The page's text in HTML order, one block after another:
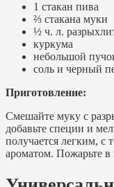
1 стакан пива
⅔ стакана муки
½ ч. л.
куркума
небольшой
соль и черный
Приготовление:
Смешайте муку с
добавьте специи и
получается легким, с
ароматом. Пожарьте в